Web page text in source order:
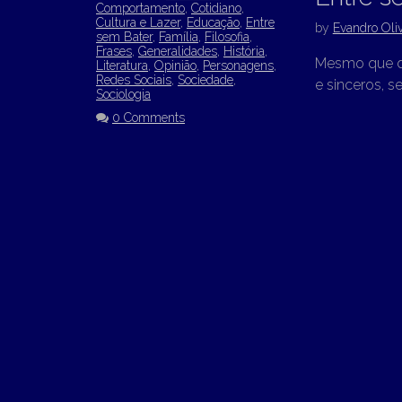
Comportamento Cotidiano
Cultura e Lazer, Educação Entre
sem Bater, Família Filosofia
Frases Generalidades História
Literatura Opinião Personagens
Redes Sociais Sociedade
Sociologia
0 Comments
by Evandro
Mesmo que
e sinceros,